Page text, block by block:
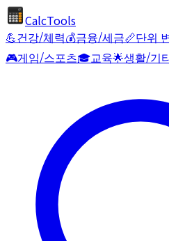
CalcTools
💪건강/체력💰금융/세금📏단위
🎮게임/스포츠🎓교육🌟생활/기